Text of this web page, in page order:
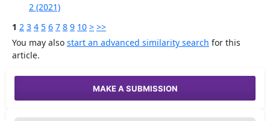
2 (2021)
1 2 3 4 5 6 7 8 9 10 > >>
You may also start an advanced similarity search for this
article.
MAKE A SUBMISSION